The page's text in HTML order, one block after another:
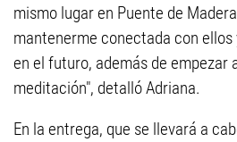
mismo lugar en Puente de
mantenerme conectada con
en el futuro, además de empezar
meditación", detalló Adriana.
En la entrega, que se llevará a